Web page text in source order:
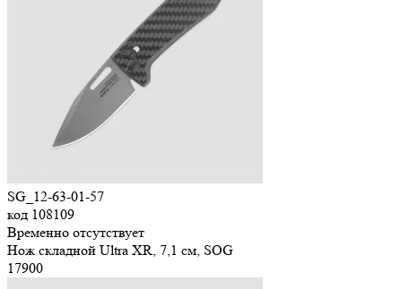
SG_12-63-01-57
код 108109
Временно отсутствует
Нож складной Ultra XR, 7,1 см, SOG
17900